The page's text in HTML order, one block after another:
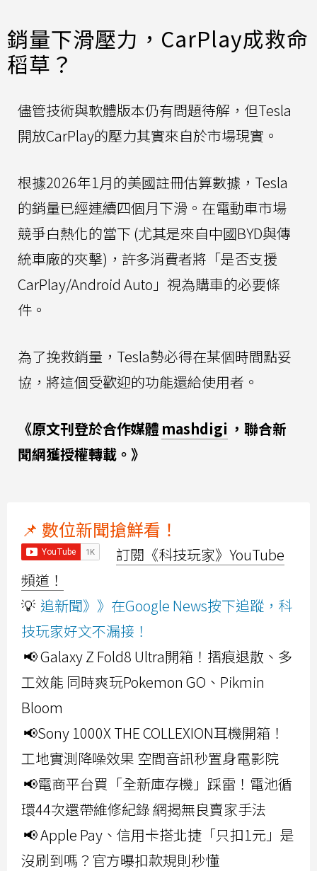
銷量下滑壓力，CarPlay成救命
稻草？
儘管技術與軟體版本仍有問題待解，但Tesla
開放CarPlay的壓力其實來自於市場現實。
根據2026年1月的美國註冊估算數據，Tesla
的銷量已經連續四個月下滑。在電動車市場
競爭白熱化的當下 (尤其是來自中國BYD與傳
統車廠的夾擊)，許多消費者將「是否支援
CarPlay/Android Auto」視為購車的必要條
件。
為了挽救銷量，Tesla勢必得在某個時間點妥
協，將這個受歡迎的功能還給使用者。
《原文刊登於合作媒體 mashdigi ，聯合新
聞網獲授權轉載。》
📌 數位新聞搶鮮看！
訂閱《科技玩家》YouTube
頻道！
💡 追新聞》》在Google News按下追蹤，科
技玩家好文不漏接！
📢 Galaxy Z Fold8 Ultra開箱！摺痕退散、多
工效能 同時爽玩Pokemon GO、Pikmin
Bloom
📢Sony 1000X THE COLLEXION耳機開箱！
工地實測降噪效果 空間音訊秒置身電影院
📢電商平台買「全新庫存機」踩雷！電池循
環44次還帶維修紀錄 網揭無良賣家手法
📢 Apple Pay、信用卡搭北捷「只扣1元」是
沒刷到嗎？官方曝扣款規則秒懂